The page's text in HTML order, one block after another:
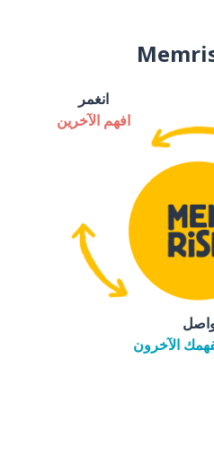
انغمر
افهم الآخرين
الآخرون